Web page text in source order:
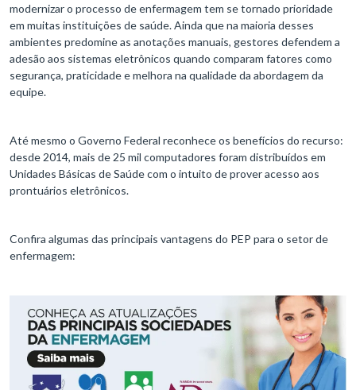
modernizar o processo de enfermagem tem se tornado prioridade
em muitas instituições de saúde. Ainda que na maioria desses
ambientes predomine as anotações manuais, gestores defendem a
adesão aos sistemas eletrônicos quando comparam fatores como
segurança, praticidade e melhora na qualidade da abordagem da
equipe.
Até mesmo o Governo Federal reconhece os benefícios do recurso:
desde 2014, mais de 25 mil computadores foram distribuídos em
Unidades Básicas de Saúde com o intuito de prover acesso aos
prontuários eletrônicos.
Confira algumas das principais vantagens do PEP para o setor de
enfermagem: